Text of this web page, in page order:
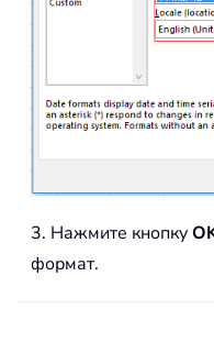
3. Нажмите кнопку
формат.